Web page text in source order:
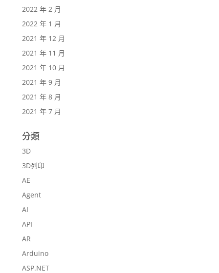
2022 年 2 月
2022 年 1 月
2021 年 12 月
2021 年 11 月
2021 年 10 月
2021 年 9 月
2021 年 8 月
2021 年 7 月
分類
3D
3D列印
AE
Agent
AI
API
AR
Arduino
ASP.NET